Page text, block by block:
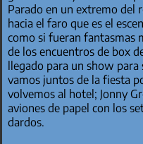
Parado en un extremo del
hacia el faro que es el
como si fueran fantasmas
de los encuentros de box
llegado para un show
vamos juntos de la fiesta
volvemos al hotel; Jonny
aviones de papel con los
dardos.